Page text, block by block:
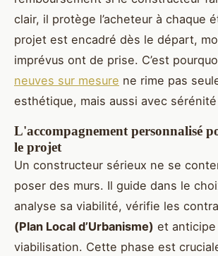
clair, il protège l’acheteur à chaque
projet est encadré dès le départ,
imprévus ont de prise. C’est
neuves sur mesure ne rime pas
esthétique, mais aussi avec
L'accompagnement personnalisé
le projet
Un constructeur sérieux ne se
poser des murs. Il guide dans le
analyse sa viabilité, vérifie les
(Plan Local d’Urbanisme) et
viabilisation. Cette phase est